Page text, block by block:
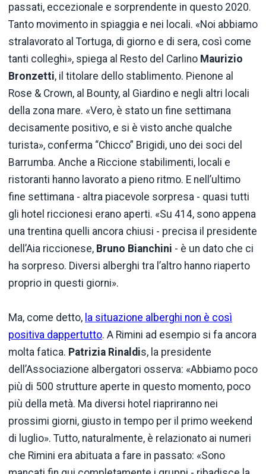
passati, eccezionale e sorprendente in questo 2020.
Tanto movimento in spiaggia e nei locali. «Noi abbiamo
stralavorato al Tortuga, di giorno e di sera, così come
tanti colleghi», spiega al Resto del Carlino Maurizio
Bronzetti, il titolare dello stablimento. Pienone al
Rose & Crown, al Bounty, al Giardino e negli altri locali
della zona mare. «Vero, è stato un fine settimana
decisamente positivo, e si è visto anche qualche
turista», conferma “Chicco” Brigidi, uno dei soci del
Barrumba. Anche a Riccione stabilimenti, locali e
ristoranti hanno lavorato a pieno ritmo. E nell’ultimo
fine settimana - altra piacevole sorpresa - quasi tutti
gli hotel riccionesi erano aperti. «Su 414, sono appena
una trentina quelli ancora chiusi - precisa il presidente
dell’Aia riccionese, Bruno Bianchini - è un dato che ci
ha sorpreso. Diversi alberghi tra l’altro hanno riaperto
proprio in questi giorni».
Ma, come detto, la situazione alberghi non è così
positiva dappertutto. A Rimini ad esempio si fa ancora
molta fatica. Patrizia Rinaldis, la presidente
dell’Associazione albergatori osserva: «Abbiamo poco
più di 500 strutture aperte in questo momento, poco
più della metà. Ma diversi hotel riapriranno nei
prossimi giorni, giusto in tempo per il primo weekend
di luglio». Tutto, naturalmente, è relazionato ai numeri
che Rimini era abituata a fare in passato: «Sono